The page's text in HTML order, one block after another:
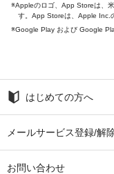
Appleのロゴ、App Storeは、
す。App Storeは、Apple Inc.
Google Play および Google
はじめての方へ
メールサービス登録/解
お問い合わせ